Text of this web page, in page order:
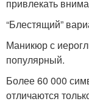
привлекать
“Блестящий”
Маникюр с
популярный.
Более 60 000
отличаются